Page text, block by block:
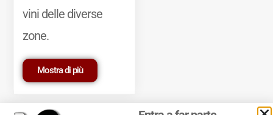
vini delle diverse
zone.
Mostra di più